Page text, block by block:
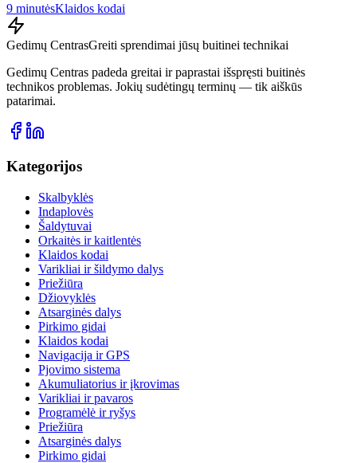
9 minutėsKlaidos kodai
Gedimų CentrasGreiti sprendimai jūsų buitinei technikai
Gedimų Centras padeda greitai ir paprastai išspręsti buitinės
technikos problemas. Jokių sudėtingų terminų — tik aiškūs
patarimai.
Kategorijos
Skalbyklės
Indaplovės
Šaldytuvai
Orkaitės ir kaitlentės
Klaidos kodai
Varikliai ir šildymo dalys
Priežiūra
Džiovyklės
Atsarginės dalys
Pirkimo gidai
Klaidos kodai
Navigacija ir GPS
Pjovimo sistema
Akumuliatorius ir įkrovimas
Varikliai ir pavaros
Programėlė ir ryšys
Priežiūra
Atsarginės dalys
Pirkimo gidai